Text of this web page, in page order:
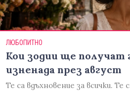
ЛЮБОПИТНО
Кои зодии ще получат
изненада през август
Те са вдъхновение за всички. Те